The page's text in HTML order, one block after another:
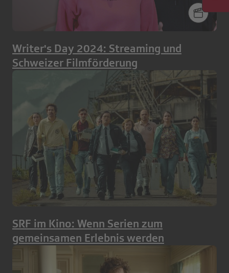
Writer's Day 2024: Streaming und
Schweizer Filmförderung
SRF im Kino: Wenn Serien zum
gemeinsamen Erlebnis werden